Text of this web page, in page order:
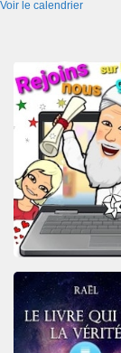
Voir le calendrier